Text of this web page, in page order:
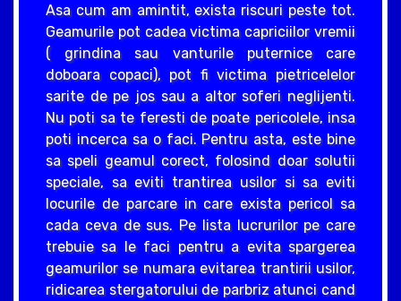
Asa cum am amintit, exista riscuri peste tot.
Geamurile pot cadea victima capriciilor vremii
( grindina sau vanturile puternice care
doboara copaci), pot fi victima pietricelelor
sarite de pe jos sau a altor soferi neglijenti.
Nu poti sa te feresti de poate pericolele, insa
poti incerca sa o faci. Pentru asta, este bine
sa speli geamul corect, folosind doar solutii
speciale, sa eviti trantirea usilor si sa eviti
locurile de parcare in care exista pericol sa
cada ceva de sus. Pe lista lucrurilor pe care
trebuie sa le faci pentru a evita spargerea
geamurilor se numara evitarea trantirii usilor,
ridicarea stergatorului de parbriz atunci cand